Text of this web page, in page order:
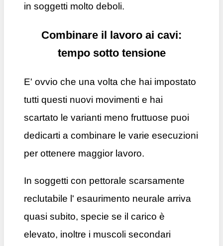
in soggetti molto deboli.
Combinare il lavoro ai cavi:
tempo sotto tensione
E' ovvio che una volta che hai impostato
tutti questi nuovi movimenti e hai
scartato le varianti meno fruttuose puoi
dedicarti a combinare le varie esecuzioni
per ottenere maggior lavoro.
In soggetti con pettorale scarsamente
reclutabile l' esaurimento neurale arriva
quasi subito, specie se il carico è
elevato, inoltre i muscoli secondari